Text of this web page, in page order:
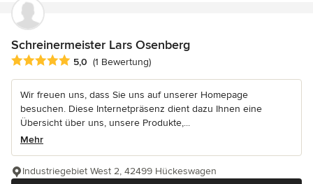
Schreinermeister Lars Osenberg
Durchschnittliche Bewertung: 5 von 5 Sternen
5,0 (1 Bewertung)
Wir freuen uns, dass Sie uns auf unserer Homepage
besuchen. Diese Internetpräsenz dient dazu Ihnen eine
Übersicht über uns, unsere Produkte,...
Mehr
Industriegebiet West 2, 42499 Hückeswagen